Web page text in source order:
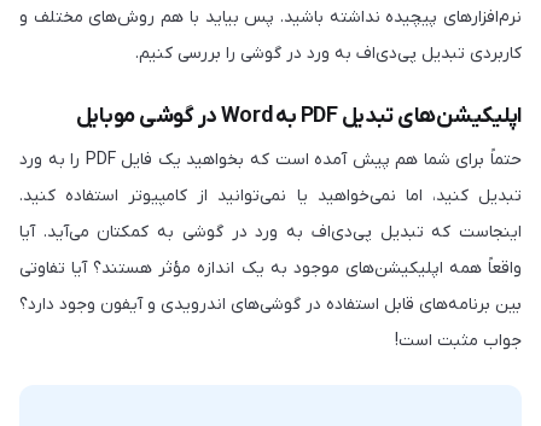
نرم‌افزارهای پیچیده نداشته باشید. پس بیاید با هم روش‌های مختلف و
کاربردی تبدیل پی‌دی‌اف به ورد در گوشی را بررسی کنیم.
اپلیکیشن‌های تبدیل PDF به Word در گوشی موبایل
حتماً برای شما هم پیش آمده است که بخواهید یک فایل PDF را به ورد
تبدیل کنید، اما نمی‌خواهید یا نمی‌توانید از کامپیوتر استفاده کنید.
اینجاست که تبدیل پی‌دی‌اف به ورد در گوشی به کمکتان می‌آید. آیا
واقعاً همه‌ اپلیکیشن‌های موجود به یک اندازه مؤثر هستند؟ آیا تفاوتی
بین برنامه‌های قابل استفاده در گوشی‌های اندرویدی و آیفون وجود دارد؟
جواب مثبت است!